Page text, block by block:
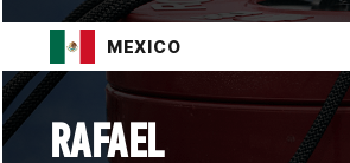
MEXICO
RAFAEL